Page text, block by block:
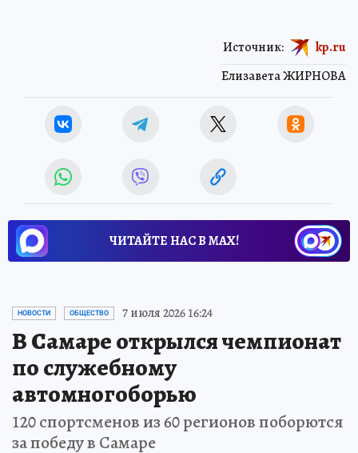
Елизавета ЖИРНОВА
Источник: kp.ru
ЧИТАЙТЕ НАС В МАХ!
НОВОСТИ ОБЩЕСТВО 7 июля 2026 16:24
В Самаре открылся чемпионат
по служебному
автомногоборью
120 спортсменов из 60 регионов поборются
за победу в Самаре